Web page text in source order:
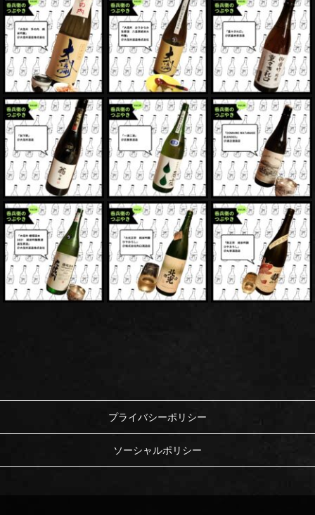
プライバシーポリシー
ソーシャルポリシー